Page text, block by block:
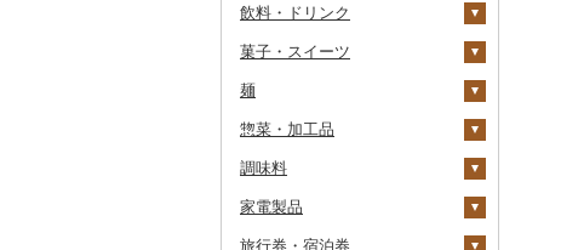
あか牛
宮崎牛
ふぐ
ブリ
その他鮮魚
その他果物
チーズ
ヨーグルト
バター
その他乳製品
ビール・発泡酒
ビール
地ビール・クラフトビ
日本酒
純米吟醸
大吟醸
吟醸
その他日本酒
芋焼酎
麦焼酎
米焼酎
黒糖焼酎
梅酒
泡盛
ワイン
白ワイン
ウイスキー
飲料・ドリンク
水・ミネラルウォーター
飲料
コーヒー豆
粉
ドリップ
茶
飲料
茶葉・ティーバッグ
静岡茶
果汁飲料
りんごジュース
みかんジュース（オレ
紅茶
飲料
その他飲料・ジュース
菓子・スイーツ
クッキー
焼き菓子
プリン
ゼリー
麺
ラーメン
うどん
そば
パスタ
惣菜・加工品
惣菜
餃子
シュウマイ
カレー・シチュー
カレー
鍋
調味料
砂糖
塩
家電製品
季節・空調家電
旅行券・宿泊券